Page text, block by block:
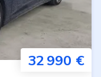
32 990 €